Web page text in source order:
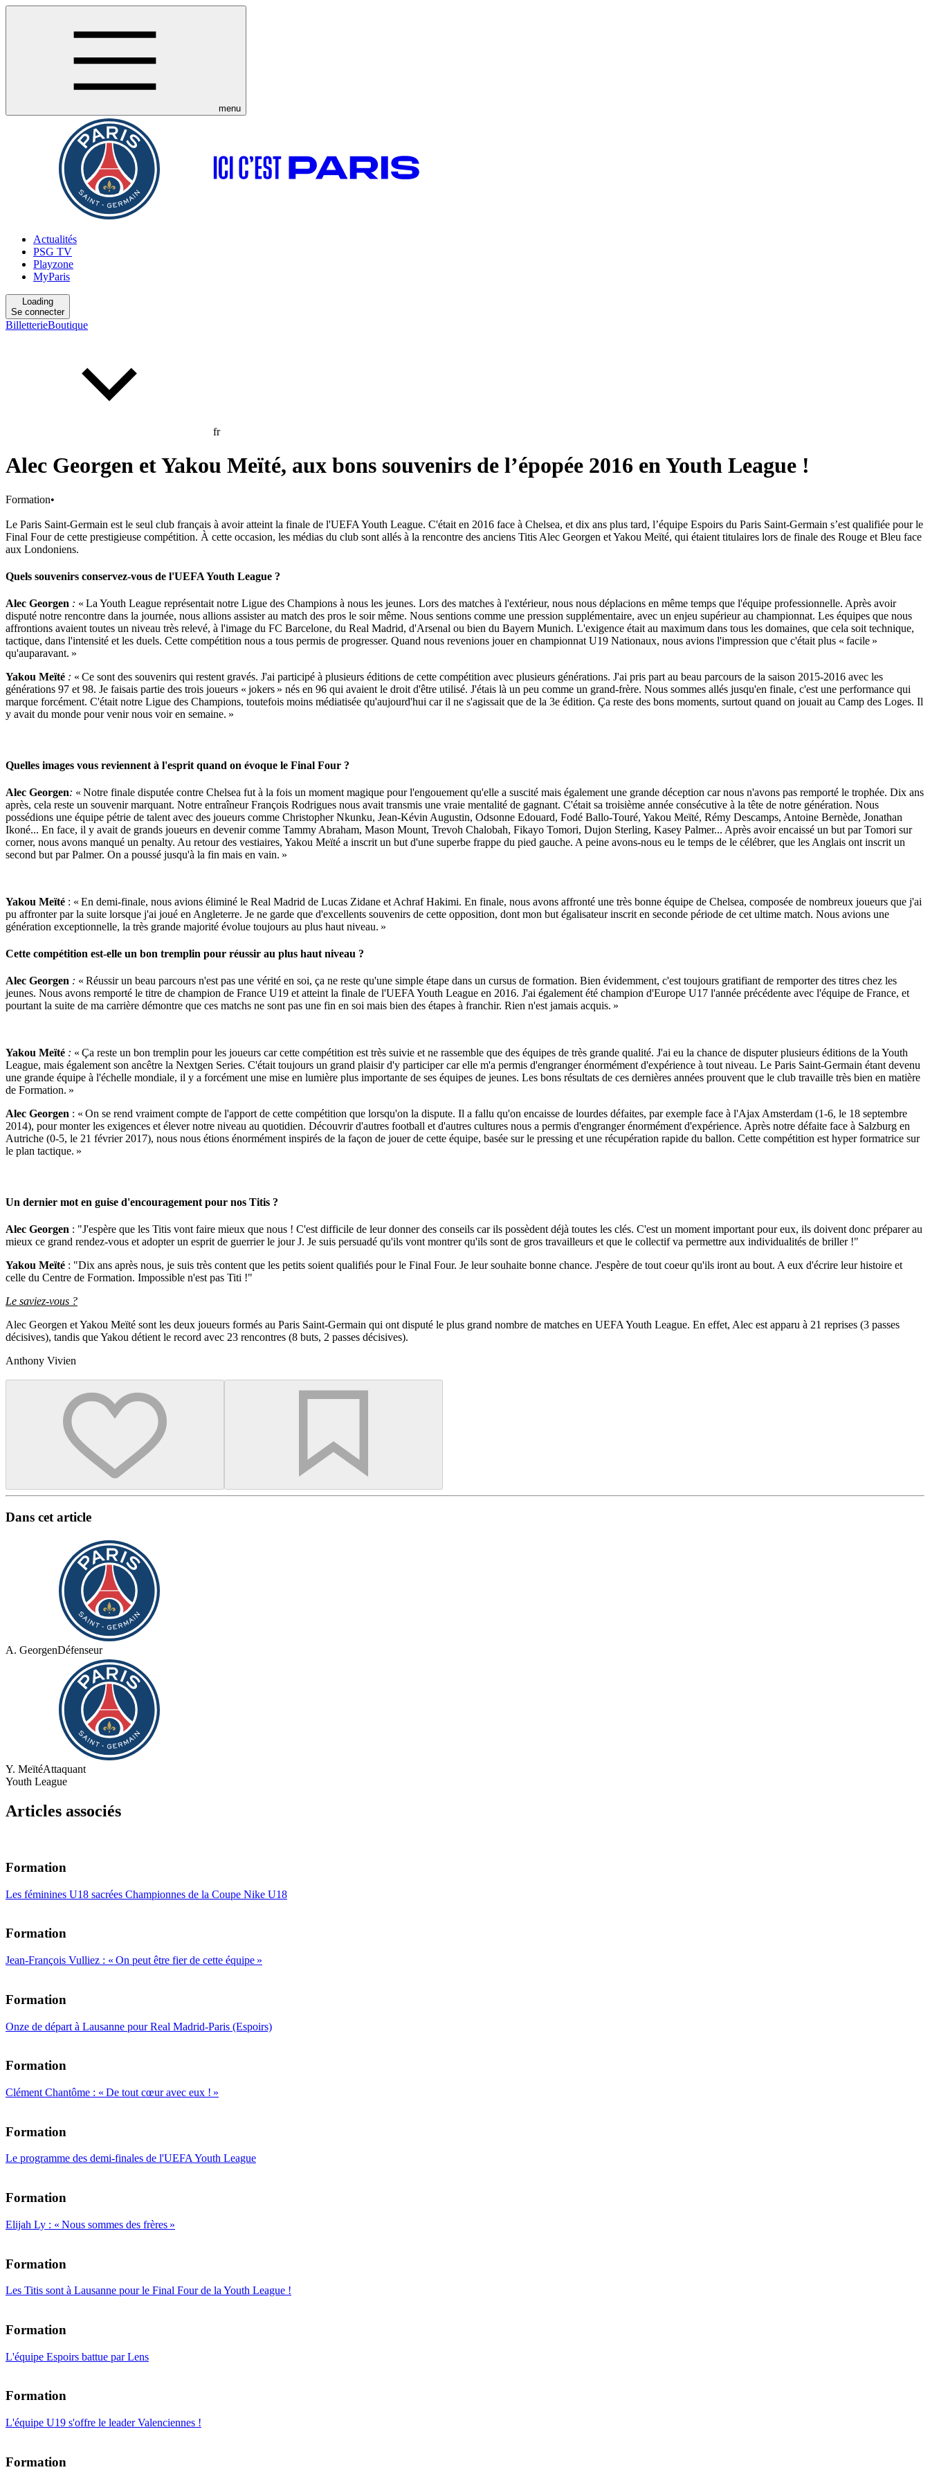
menu
Actualités
PSG TV
Playzone
MyParis
Loading
Se connecter
BilletterieBoutique
fr
Alec Georgen et Yakou Meïté, aux bons souvenirs de l’épopée 2016 en Youth League !
Formation•
Le Paris Saint-Germain est le seul club français à avoir atteint la finale de l'UEFA Youth League. C'était en 2016 face à Chelsea, et dix ans plus tard, l’équipe Espoirs du Paris Saint-Germain s’est qualifiée pour le
Final Four de cette prestigieuse compétition. À cette occasion, les médias du club sont allés à la rencontre des anciens Titis Alec Georgen et Yakou Meïté, qui étaient titulaires lors de finale des Rouge et Bleu face
aux Londoniens.
Quels souvenirs conservez-vous de l'UEFA Youth League ?
Alec Georgen : « La Youth League représentait notre Ligue des Champions à nous les jeunes. Lors des matches à l'extérieur, nous nous déplacions en même temps que l'équipe professionnelle. Après avoir
disputé notre rencontre dans la journée, nous allions assister au match des pros le soir même. Nous sentions comme une pression supplémentaire, avec un enjeu supérieur au championnat. Les équipes que nous
affrontions avaient toutes un niveau très relevé, à l'image du FC Barcelone, du Real Madrid, d'Arsenal ou bien du Bayern Munich. L'exigence était au maximum dans tous les domaines, que cela soit technique,
tactique, dans l'intensité et les duels. Cette compétition nous a tous permis de progresser. Quand nous revenions jouer en championnat U19 Nationaux, nous avions l'impression que c'était plus « facile »
qu'auparavant. »
Yakou Meïté : « Ce sont des souvenirs qui restent gravés. J'ai participé à plusieurs éditions de cette compétition avec plusieurs générations. J'ai pris part au beau parcours de la saison 2015-2016 avec les
générations 97 et 98. Je faisais partie des trois joueurs « jokers » nés en 96 qui avaient le droit d'être utilisé. J'étais là un peu comme un grand-frère. Nous sommes allés jusqu'en finale, c'est une performance qui
marque forcément. C'était notre Ligue des Champions, toutefois moins médiatisée qu'aujourd'hui car il ne s'agissait que de la 3e édition. Ça reste des bons moments, surtout quand on jouait au Camp des Loges. Il
y avait du monde pour venir nous voir en semaine. »
Quelles images vous reviennent à l'esprit quand on évoque le Final Four ?
Alec Georgen: « Notre finale disputée contre Chelsea fut à la fois un moment magique pour l'engouement qu'elle a suscité mais également une grande déception car nous n'avons pas remporté le trophée. Dix ans
après, cela reste un souvenir marquant. Notre entraîneur François Rodrigues nous avait transmis une vraie mentalité de gagnant. C'était sa troisième année consécutive à la tête de notre génération. Nous
possédions une équipe pétrie de talent avec des joueurs comme Christopher Nkunku, Jean-Kévin Augustin, Odsonne Edouard, Fodé Ballo-Touré, Yakou Meïté, Rémy Descamps, Antoine Bernède, Jonathan
Ikoné... En face, il y avait de grands joueurs en devenir comme Tammy Abraham, Mason Mount, Trevoh Chalobah, Fikayo Tomori, Dujon Sterling, Kasey Palmer... Après avoir encaissé un but par Tomori sur
corner, nous avons manqué un penalty. Au retour des vestiaires, Yakou Meïté a inscrit un but d'une superbe frappe du pied gauche. A peine avons-nous eu le temps de le célébrer, que les Anglais ont inscrit un
second but par Palmer. On a poussé jusqu'à la fin mais en vain. »
Yakou Meïté : « En demi-finale, nous avions éliminé le Real Madrid de Lucas Zidane et Achraf Hakimi. En finale, nous avons affronté une très bonne équipe de Chelsea, composée de nombreux joueurs que j'ai
pu affronter par la suite lorsque j'ai joué en Angleterre. Je ne garde que d'excellents souvenirs de cette opposition, dont mon but égalisateur inscrit en seconde période de cet ultime match. Nous avions une
génération exceptionnelle, la très grande majorité évolue toujours au plus haut niveau. »
Cette compétition est-elle un bon tremplin pour réussir au plus haut niveau ?
Alec Georgen : « Réussir un beau parcours n'est pas une vérité en soi, ça ne reste qu'une simple étape dans un cursus de formation. Bien évidemment, c'est toujours gratifiant de remporter des titres chez les
jeunes. Nous avons remporté le titre de champion de France U19 et atteint la finale de l'UEFA Youth League en 2016. J'ai également été champion d'Europe U17 l'année précédente avec l'équipe de France, et
pourtant la suite de ma carrière démontre que ces matchs ne sont pas une fin en soi mais bien des étapes à franchir. Rien n'est jamais acquis. »
Yakou Meïté : « Ça reste un bon tremplin pour les joueurs car cette compétition est très suivie et ne rassemble que des équipes de très grande qualité. J'ai eu la chance de disputer plusieurs éditions de la Youth
League, mais également son ancêtre la Nextgen Series. C'était toujours un grand plaisir d'y participer car elle m'a permis d'engranger énormément d'expérience à tout niveau. Le Paris Saint-Germain étant devenu
une grande équipe à l'échelle mondiale, il y a forcément une mise en lumière plus importante de ses équipes de jeunes. Les bons résultats de ces dernières années prouvent que le club travaille très bien en matière
de Formation. »
Alec Georgen : « On se rend vraiment compte de l'apport de cette compétition que lorsqu'on la dispute. Il a fallu qu'on encaisse de lourdes défaites, par exemple face à l'Ajax Amsterdam (1-6, le 18 septembre
2014), pour monter les exigences et élever notre niveau au quotidien. Découvrir d'autres football et d'autres cultures nous a permis d'engranger énormément d'expérience. Après notre défaite face à Salzburg en
Autriche (0-5, le 21 février 2017), nous nous étions énormément inspirés de la façon de jouer de cette équipe, basée sur le pressing et une récupération rapide du ballon. Cette compétition est hyper formatrice sur
le plan tactique. »
Un dernier mot en guise d'encouragement pour nos Titis ?
Alec Georgen : "J'espère que les Titis vont faire mieux que nous ! C'est difficile de leur donner des conseils car ils possèdent déjà toutes les clés. C'est un moment important pour eux, ils doivent donc préparer au
mieux ce grand rendez-vous et adopter un esprit de guerrier le jour J. Je suis persuadé qu'ils vont montrer qu'ils sont de gros travailleurs et que le collectif va permettre aux individualités de briller !"
Yakou Meïté : "Dix ans après nous, je suis très content que les petits soient qualifiés pour le Final Four. Je leur souhaite bonne chance. J'espère de tout coeur qu'ils iront au bout. A eux d'écrire leur histoire et
celle du Centre de Formation. Impossible n'est pas Titi !"
Le saviez-vous ?
Alec Georgen et Yakou Meïté sont les deux joueurs formés au Paris Saint-Germain qui ont disputé le plus grand nombre de matches en UEFA Youth League. En effet, Alec est apparu à 21 reprises (3 passes
décisives), tandis que Yakou détient le record avec 23 rencontres (8 buts, 2 passes décisives).
Anthony Vivien
Dans cet article
A. GeorgenDéfenseur
Y. MeïtéAttaquant
Youth League
Articles associés
Formation
Les féminines U18 sacrées Championnes de la Coupe Nike U18
Formation
Jean-François Vulliez : « On peut être fier de cette équipe »
Formation
Onze de départ à Lausanne pour Real Madrid-Paris (Espoirs)
Formation
Clément Chantôme : « De tout cœur avec eux ! »
Formation
Le programme des demi-finales de l'UEFA Youth League
Formation
Elijah Ly : « Nous sommes des frères »
Formation
Les Titis sont à Lausanne pour le Final Four de la Youth League !
Formation
L'équipe Espoirs battue par Lens
Formation
L'équipe U19 s'offre le leader Valenciennes !
Formation